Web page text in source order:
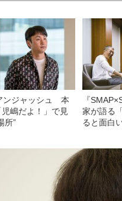
ンジャッシュ 本
児嶋だよ！」で見
所”
『
家が語る
ると面白